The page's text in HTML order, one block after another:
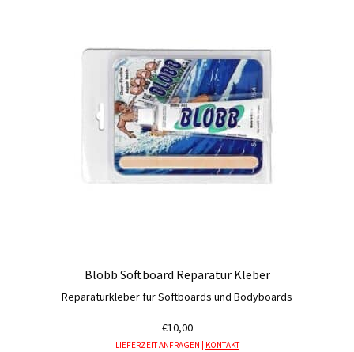
Blobb Softboard Reparatur Kleber
Reparaturkleber für Softboards und Bodyboards
€10,00
LIEFERZEIT ANFRAGEN | KONTAKT